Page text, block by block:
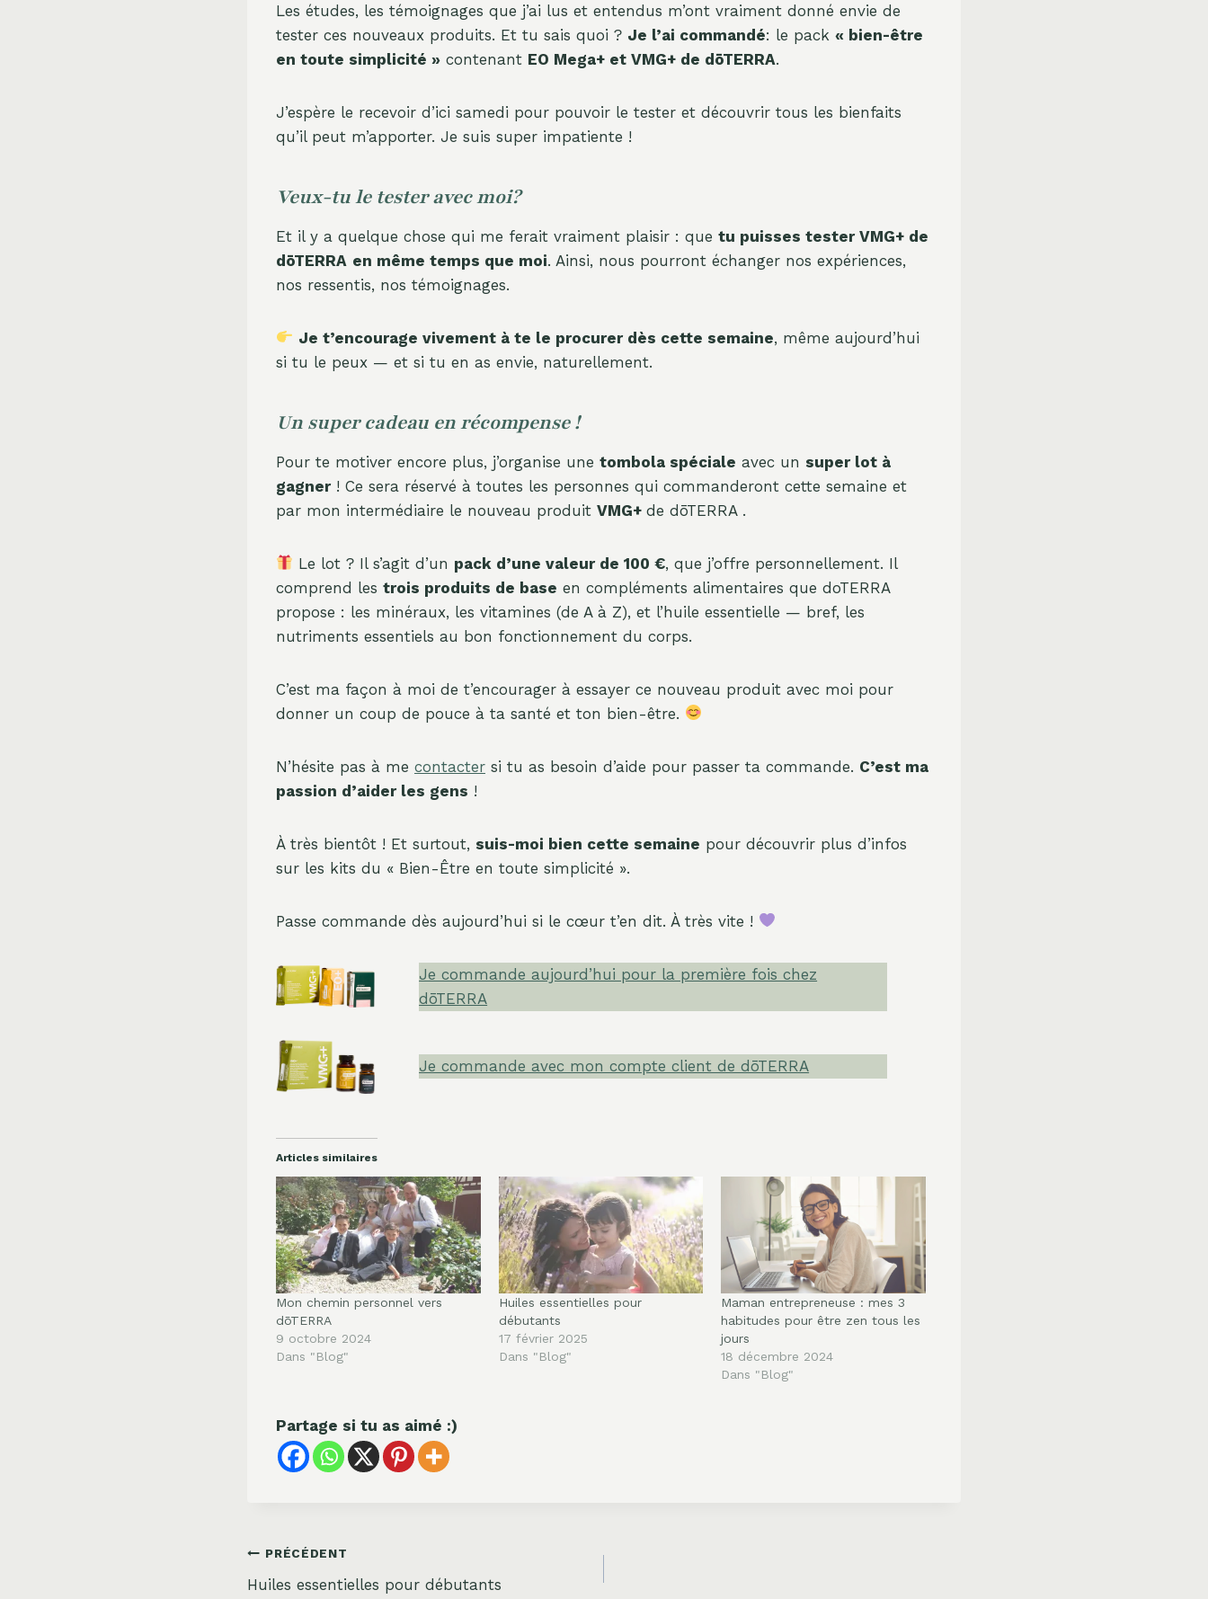
Les études, les témoignages que j’ai lus et entendus m’ont vraiment donné envie de
tester ces nouveaux produits. Et tu sais quoi ? Je l’ai commandé: le pack « bien-être
en toute simplicité » contenant EO Mega+ et VMG+ de dōTERRA.
J’espère le recevoir d’ici samedi pour pouvoir le tester et découvrir tous les bienfaits
qu’il peut m’apporter. Je suis super impatiente !
Veux-tu le tester avec moi?
Et il y a quelque chose qui me ferait vraiment plaisir : que tu puisses tester VMG+ de
dōTERRA en même temps que moi. Ainsi, nous pourront échanger nos expériences,
nos ressentis, nos témoignages.
Je t’encourage vivement à te le procurer dès cette semaine, même aujourd’hui
si tu le peux — et si tu en as envie, naturellement.
Un super cadeau en récompense !
Pour te motiver encore plus, j’organise une tombola spéciale avec un super lot à
gagner! Ce sera réservé à toutes les personnes qui commanderont cette semaine et
par mon intermédiaire le nouveau produit VMG+ de dōTERRA .
Le lot ? Il s’agit d’un pack d’une valeur de 100 €, que j’offre personnellement. Il
comprend les trois produits de base en compléments alimentaires que doTERRA
propose : les minéraux, les vitamines (de A à Z), et l’huile essentielle — bref, les
nutriments essentiels au bon fonctionnement du corps.
C’est ma façon à moi de t’encourager à essayer ce nouveau produit avec moi pour
donner un coup de pouce à ta santé et ton bien-être.
N’hésite pas à me contacter si tu as besoin d’aide pour passer ta commande. C’est ma
passion d’aider les gens !
À très bientôt ! Et surtout, suis-moi bien cette semaine pour découvrir plus d’infos
sur les kits du « Bien-Être en toute simplicité ».
Passe commande dès aujourd’hui si le cœur t’en dit. À très vite !
Je commande aujourd’hui pour la première fois chez
dōTERRA
Je commande avec mon compte client de dōTERRA
Articles similaires
Mon chemin personnel vers
dōTERRA
9 octobre 2024
Dans "Blog"
Huiles essentielles pour
débutants
17 février 2025
Dans "Blog"
Maman entrepreneuse : mes 3
habitudes pour être zen tous les
jours
18 décembre 2024
Dans "Blog"
Partage si tu as aimé :)
Navigation
PRÉCÉDENT
Huiles essentielles pour débutants